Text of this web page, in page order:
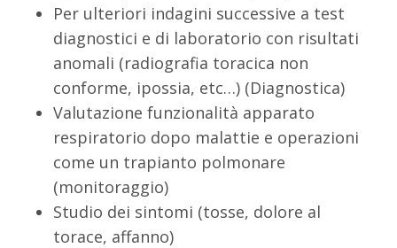
Per ulteriori indagini successive a test
diagnostici e di laboratorio con risultati
anomali (radiografia toracica non
conforme, ipossia, etc…) (Diagnostica)
Valutazione funzionalità apparato
respiratorio dopo malattie e operazioni
come un trapianto polmonare
(monitoraggio)
Studio dei sintomi (tosse, dolore al
torace, affanno)